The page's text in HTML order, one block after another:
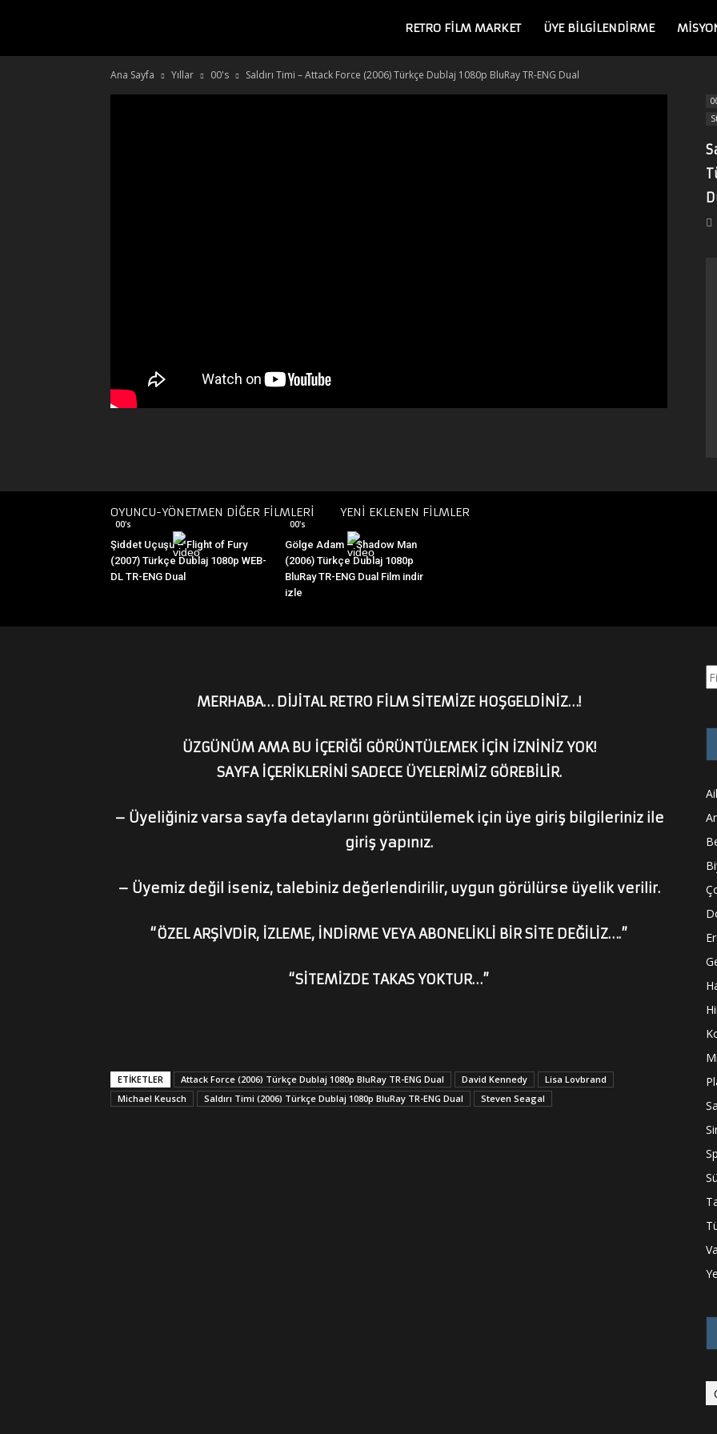
RETRO
RETRO FILM MARKET ÜYE BİLGİLENDİRME
Ana Sayfa Yıllar 00's Saldırı Timi – Attack Force (2006) Türkçe Dublaj 1080p BluRay TR-ENG Dual
OYUNCU-YÖNETMEN DİĞER FİLMLERİ YENİ EKLENEN FİLMLER
00's
Şiddet Uçuşu – Flight of Fury
(2007) Türkçe Dublaj 1080p WEB-
DL TR-ENG Dual
00's
Gölge Adam – Shadow Man
(2006) Türkçe Dublaj 1080p
BluRay TR-ENG Dual Film indir
izle
MERHABA… DİJİTAL RETRO FİLM SİTEMİZE HOŞGELDİNİZ…!
ÜZGÜNÜM AMA BU İÇERİĞİ GÖRÜNTÜLEMEK İÇİN İZNİNİZ YOK!
SAYFA İÇERİKLERİNİ SADECE ÜYELERİMİZ GÖREBİLİR.
– Üyeliğiniz varsa sayfa detaylarını görüntülemek için üye giriş bilgileriniz ile
giriş yapınız.
– Üyemiz değil iseniz, talebiniz değerlendirilir, uygun görülürse üyelik verilir.
“ÖZEL ARŞİVDİR, İZLEME, İNDİRME VEYA ABONELİKLİ BİR SİTE DEĞİLİZ….”
“SİTEMİZDE TAKAS YOKTUR…”
ETİKETLER Attack Force (2006) Türkçe Dublaj 1080p BluRay TR-ENG Dual David Kennedy
Lisa Lovbrand
Michael Keusch
Saldırı Timi (2006) Türkçe Dublaj 1080p BluRay TR-ENG Dual Steven Seagal